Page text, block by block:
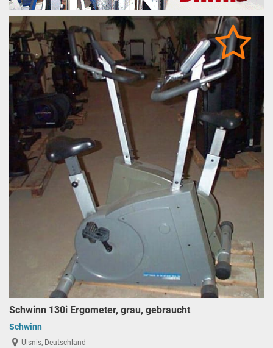
Schwinn 130i Ergometer, grau, gebraucht
Schwinn
Ulsnis, Deutschland